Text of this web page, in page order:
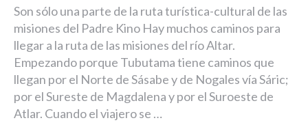
Son sólo una parte de la ruta turística-cultural de las
misiones del Padre Kino Hay muchos caminos para
llegar a la ruta de las misiones del río Altar.
Empezando porque Tubutama tiene caminos que
llegan por el Norte de Sásabe y de Nogales vía Sáric;
por el Sureste de Magdalena y por el Suroeste de
Atlar. Cuando el viajero se …